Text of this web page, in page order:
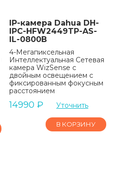
IP-камера Dahua DH-
IPC-HFW2449TP-AS-
IL-0800B
4-Мегапиксельная
Интеллектуальная Сетевая
камера WizSense с
двойным освещением с
фиксированным фокусным
расстоянием
14990 ₽ Уточнить
В КОРЗИНУ